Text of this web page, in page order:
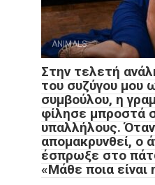
ANIMALS
Στην τελετή
του συζύγου μου
συμβούλου, η
φίλησε μπροστά
υπαλλήλους.
απομακρυνθεί, ο
έσπρωξε στο
«Μάθε ποια είναι